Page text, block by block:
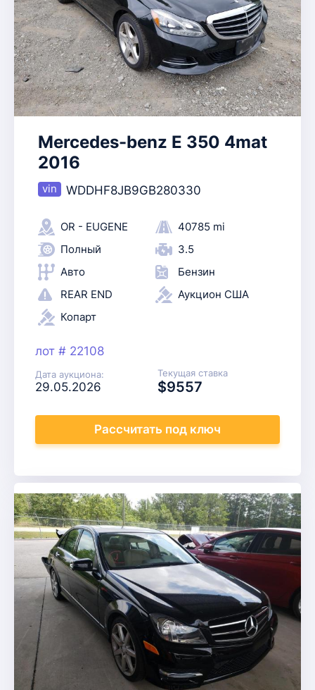
Mercedes-benz E 350 4mat
2016
WDDHF8JB9GB280330
OR - EUGENE
40785 mi
Полный
3.5
Авто
Бензин
REAR END
Аукцион США
Копарт
лот # 22108
Дата аукциона:
29.05.2026
Текущая ставка
$9557
Рассчитать под ключ